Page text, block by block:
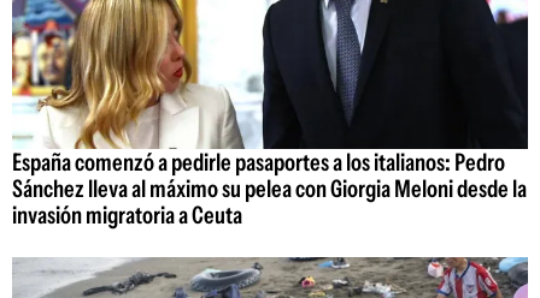
España comenzó a pedirle pasaportes a los italianos: Pedro
Sánchez lleva al máximo su pelea con Giorgia Meloni desde la
invasión migratoria a Ceuta